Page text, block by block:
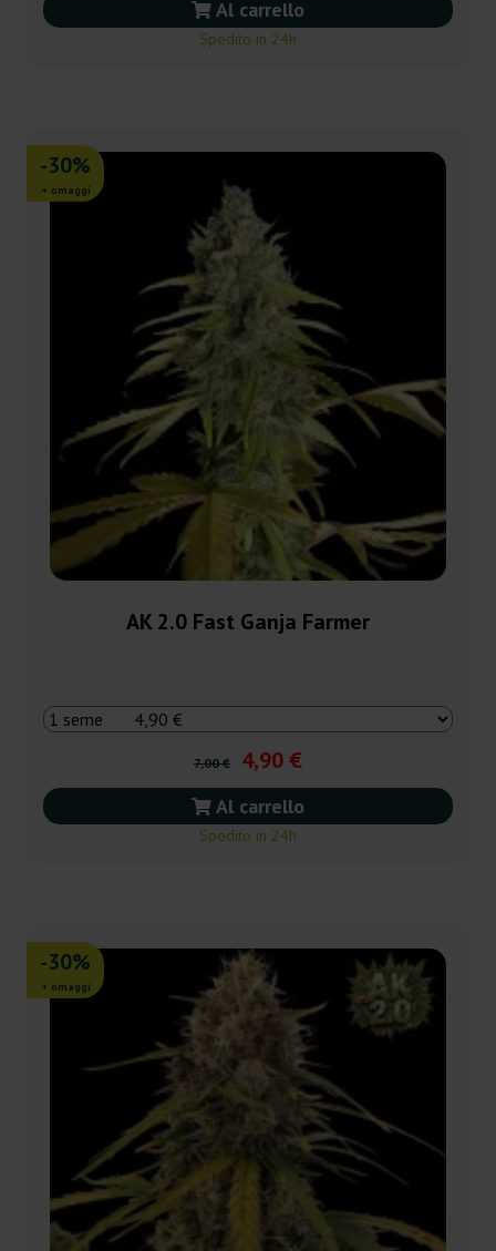
Al carrello
Spedito in 24h
-30%
+ omaggi
AK 2.0 Fast Ganja Farmer
7,00 € 4,90 €
Al carrello
Spedito in 24h
-30%
+ omaggi